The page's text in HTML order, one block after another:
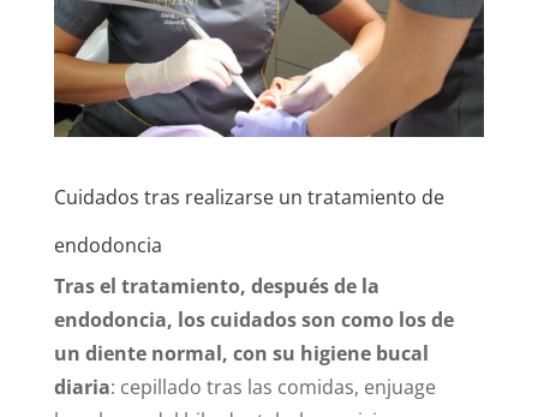
Cuidados tras realizarse un tratamiento de
endodoncia
Tras el tratamiento, después de la
endodoncia, los cuidados son como los de
un diente normal, con su higiene bucal
diaria: cepillado tras las comidas, enjuage